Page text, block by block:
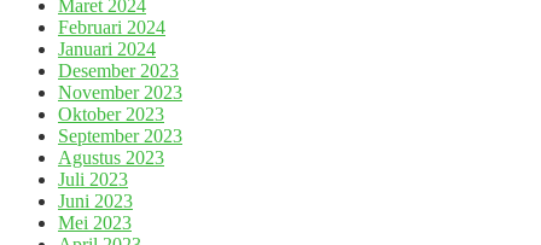
Maret 2024
Februari 2024
Januari 2024
Desember 2023
November 2023
Oktober 2023
September 2023
Agustus 2023
Juli 2023
Juni 2023
Mei 2023